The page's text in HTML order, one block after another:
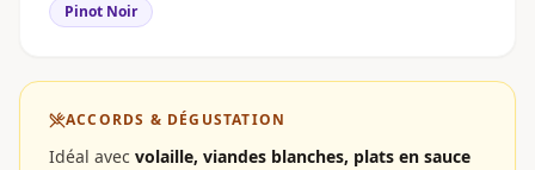
Pinot Noir
ACCORDS & DÉGUSTATION
Idéal avec volaille, viandes blanches, plats en sauce